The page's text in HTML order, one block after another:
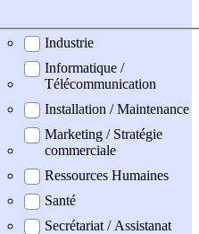
Industrie
Informatique /
Télécommunication
Installation / Maintenance
Marketing / Stratégie
commerciale
Ressources Humaines
Santé
Secrétariat / Assistanat